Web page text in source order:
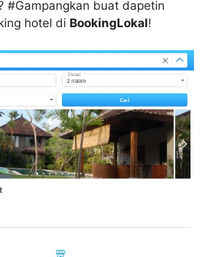
#Gampangkan buat dapetin
hotel di BookingLokal!